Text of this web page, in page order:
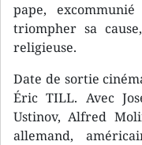
pape,
triompher sa
religieuse.
Date de sortie
Éric TILL. Avec
Ustinov, Alfred
allemand,